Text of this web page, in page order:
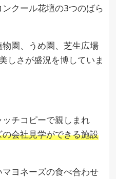
クール花壇の3つのばら
園、うめ園、芝生広場
しさが盛況を博していま
ッチコピーで親しまれ
会社見学ができる施設
ヨネーズの食べ合わせ